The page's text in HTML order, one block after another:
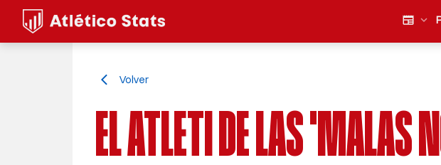
newspaper expand_more
arrow_back_ios Volver
EL ATLETI DE LAS 'MALAS